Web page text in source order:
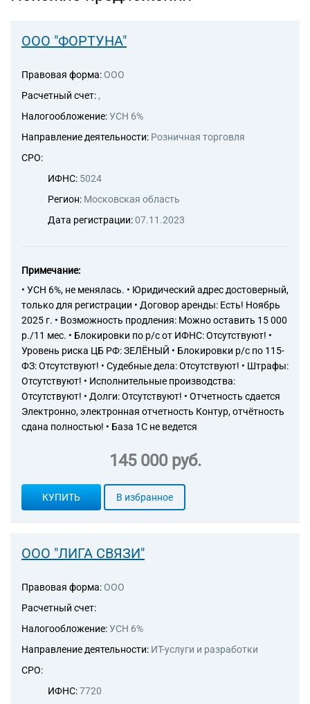
ООО "ФОРТУНА"
Правовая форма: ООО
Расчетный счет: ,
Налогообложение:УСН 6%
Направление деятельности: Розничная торговля
СРО:
ИФНС: 5024
Регион: Московская область
Дата регистрации:07.11.2023
Примечание:
• УСН 6%, не менялась. • Юридический адрес достоверный,
только для регистрации • Договор аренды: Есть! Ноябрь
2025 г. • Возможность продления: Можно оставить 15 000
р./11 мес. • Блокировки по р/с от ИФНС: Отсутствуют! •
Уровень риска ЦБ РФ: ЗЕЛЁНЫЙ • Блокировки р/с по 115-
ФЗ: Отсутствуют! • Судебные дела: Отсутствуют! • Штрафы:
Отсутствуют! • Исполнительные производства:
Отсутствуют! • Долги: Отсутствуют! • Отчетность сдается
Электронно, электронная отчетность Контур, отчётность
сдана полностью! • База 1С не ведется
145 000 руб.
КУПИТЬ В избранное
ООО "ЛИГА СВЯЗИ"
Правовая форма: ООО
Расчетный счет:
Налогообложение:УСН 6%
Направление деятельности: ИТ-услуги и разработки
СРО:
ИФНС:7720